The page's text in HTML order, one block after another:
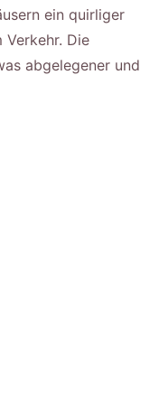
ein quirliger
Die
abgelegener und